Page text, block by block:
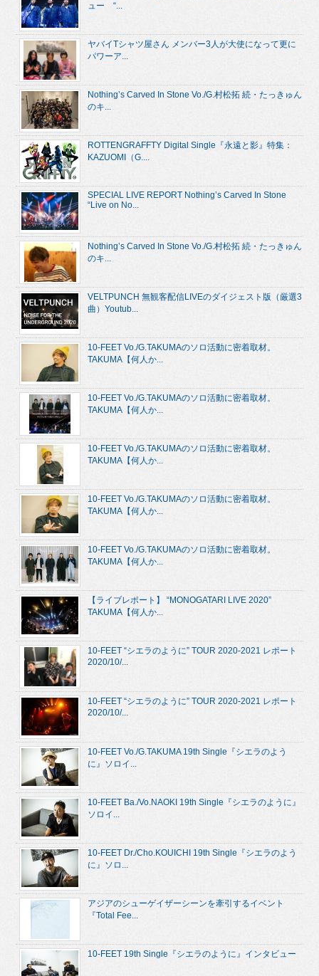
ュー “...
ヤバイTシャツ屋さん メンバー3人が大使になって更に
パワーア...
Nothing’s Carved In Stone Vo./G.村松拓 続・たっきゅん
のキ...
ROTTENGRAFFTY Digital Single『永遠と影』特集：
KAZUOMI（G....
SPECIAL LIVE REPORT Nothing’s Carved In Stone
“Live on No...
Nothing’s Carved In Stone Vo./G.村松拓 続・たっきゅん
のキ...
VELTPUNCH 無観客配信LIVEのダイジェスト版（厳選3
曲）Youtub...
10-FEET Vo./G.TAKUMAのソロ活動に密着取材。
TAKUMA【何人か...
10-FEET Vo./G.TAKUMAのソロ活動に密着取材。
TAKUMA【何人か...
10-FEET Vo./G.TAKUMAのソロ活動に密着取材。
TAKUMA【何人か...
10-FEET Vo./G.TAKUMAのソロ活動に密着取材。
TAKUMA【何人か...
10-FEET Vo./G.TAKUMAのソロ活動に密着取材。
TAKUMA【何人か...
【ライブレポート】 “MONOGATARI LIVE 2020”
TAKUMA【何人か...
10-FEET “シエラのように” TOUR 2020-2021 レポート
2020/10/...
10-FEET “シエラのように” TOUR 2020-2021 レポート
2020/10/...
10-FEET Vo./G.TAKUMA 19th Single『シエラのよう
に』ソロイ...
10-FEET Ba./Vo.NAOKI 19th Single『シエラのように』
ソロイ...
10-FEET Dr./Cho.KOUICHI 19th Single『シエラのよう
に』ソロ...
アジアのシューゲイザーシーンを牽引するイベント
『Total Fee...
10-FEET 19th Single『シエラのように』インタビュー